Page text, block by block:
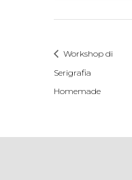
Workshop di
Serigrafia
Homemade